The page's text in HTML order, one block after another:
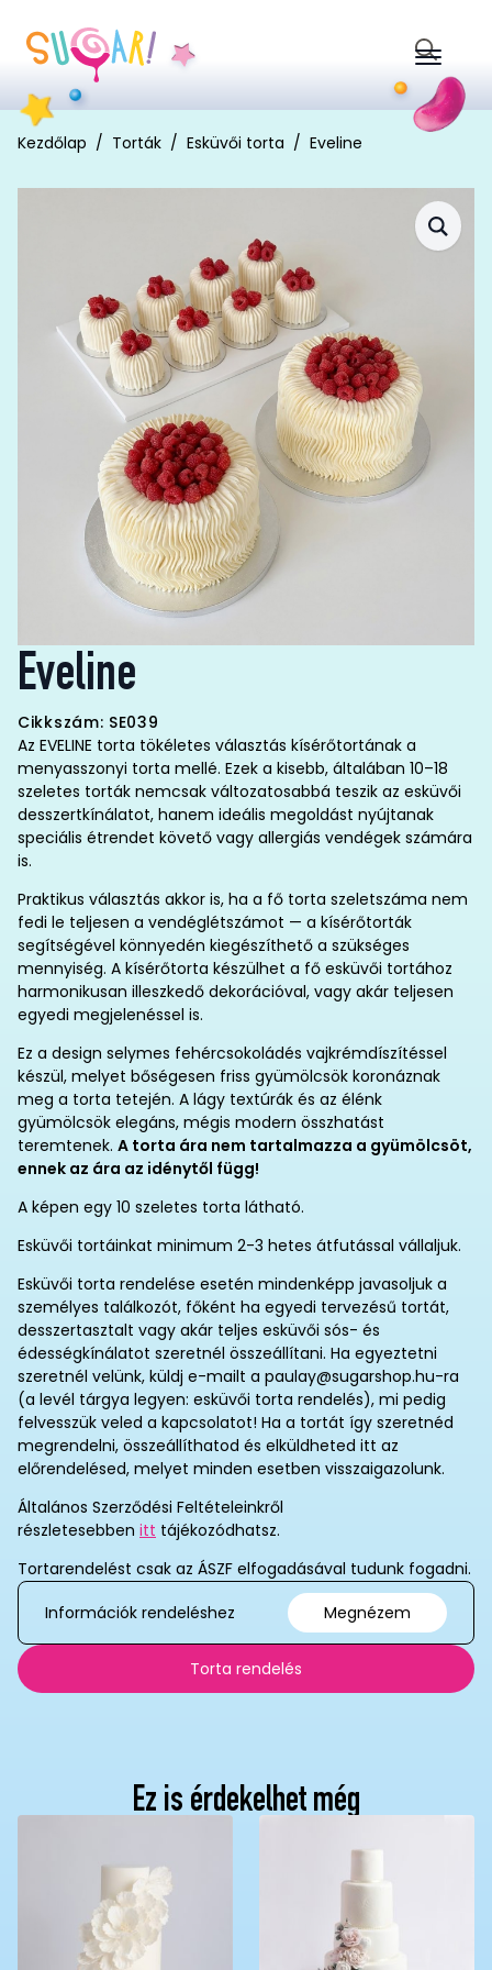
Search
for:
Kezdőlap Torták Esküvői torta Eveline
Eveline
Cikkszám: SE039
Az EVELINE torta tökéletes választás kísérőtortának a
menyasszonyi torta mellé. Ezek a kisebb, általában 10–18
szeletes torták nemcsak változatosabbá teszik az esküvői
desszertkínálatot, hanem ideális megoldást nyújtanak
speciális étrendet követő vagy allergiás vendégek számára
is.
Praktikus választás akkor is, ha a fő torta szeletszáma nem
fedi le teljesen a vendéglétszámot — a kísérőtorták
segítségével könnyedén kiegészíthető a szükséges
mennyiség. A kísérőtorta készülhet a fő esküvői tortához
harmonikusan illeszkedő dekorációval, vagy akár teljesen
egyedi megjelenéssel is.
Ez a design selymes fehércsokoládés vajkrémdíszítéssel
készül, melyet bőségesen friss gyümölcsök koronáznak
meg a torta tetején. A lágy textúrák és az élénk
gyümölcsök elegáns, mégis modern összhatást
teremtenek. A torta ára nem tartalmazza a gyümölcsöt,
ennek az ára az idénytől függ!
A képen egy 10 szeletes torta látható.
Esküvői tortáinkat minimum 2-3 hetes átfutással vállaljuk.
Esküvői torta rendelése esetén mindenképp javasoljuk a
személyes találkozót, főként ha egyedi tervezésű tortát,
desszertasztalt vagy akár teljes esküvői sós- és
édességkínálatot szeretnél összeállítani. Ha egyeztetni
szeretnél velünk, küldj e-mailt a paulay@sugarshop.hu-ra
(a levél tárgya legyen: esküvői torta rendelés), mi pedig
felvesszük veled a kapcsolatot! Ha a tortát így szeretnéd
megrendelni, összeállíthatod és elküldheted itt az
előrendelésed, melyet minden esetben visszaigazolunk.
Általános Szerződési Feltételeinkről
részletesebben itt tájékozódhatsz.
Tortarendelést csak az ÁSZF elfogadásával tudunk fogadni.
Információk rendeléshez
Megnézem
Torta rendelés
Ez is érdekelhet még